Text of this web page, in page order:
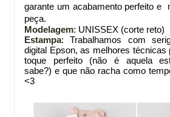
garante um acabamento perfeito e
peça.
Modelagem: UNISSEX (corte reto)
Estampa: Trabalhamos com
digital Epson, as melhores técnicas
toque perfeito (não é aquela
sabe?) e que não racha como
<3